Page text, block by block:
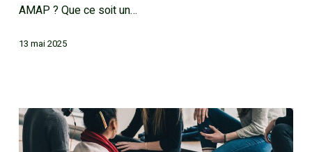
AMAP ? Que ce soit un…
13 mai 2025